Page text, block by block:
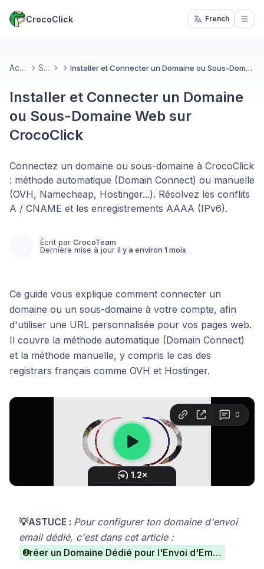
CrocoClick French
Accueil Sites Installer et Connecter un Domaine ou Sous-Domaine Web sur CrocoClick
Installer et Connecter un Domaine
ou Sous-Domaine Web sur
CrocoClick
Connectez un domaine ou sous-domaine à CrocoClick
: méthode automatique (Domain Connect) ou manuelle
(OVH, Namecheap, Hostinger...). Résolvez les conflits
A / CNAME et les enregistrements AAAA (IPv6).
Écrit par CrocoTeam
Dernière mise à jour il y a environ 1 mois
Ce guide vous explique comment connecter un
domaine ou un sous-domaine à votre compte, afin
d'utiliser une URL personnalisée pour vos pages web.
Il couvre la méthode automatique (Domain Connect)
et la méthode manuelle, y compris le cas des
registrars français comme OVH et Hostinger.
💡ASTUCE : Pour configurer ton domaine d'envoi
email dédié, c'est dans cet article :
Créer un Domaine Dédié pour l'Envoi d'Emails (@mondomaine.com)